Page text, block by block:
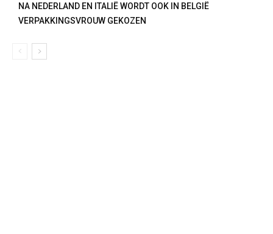
NA NEDERLAND EN ITALIË WORDT OOK IN BELGIË
VERPAKKINGSVROUW GEKOZEN